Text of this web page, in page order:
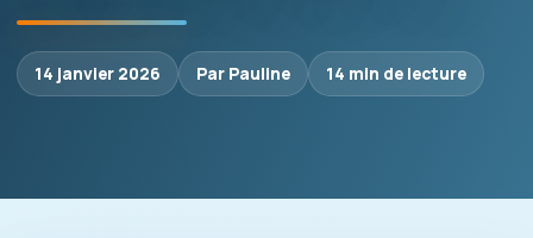
14 janvier 2026 Par Pauline 14 min de lecture